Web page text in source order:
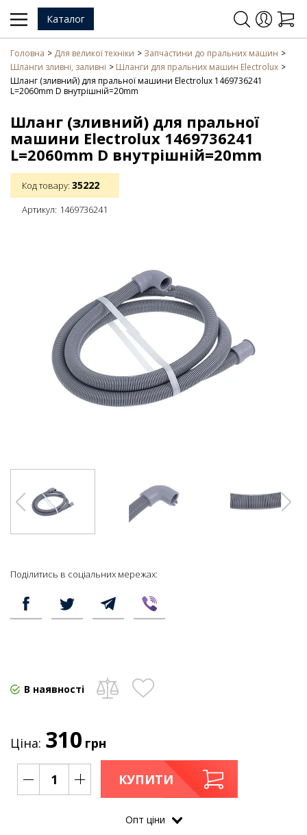
Каталог
Головна Для великої техніки
Запчастини до пральних машин
Шланги зливні, заливні
Шланги для пральних машин Electrolux
Шланг (зливний) для пральної машини Electrolux 1469736241
L=2060mm D внутрішній=20mm
Шланг (зливний) для пральної
машини Electrolux 1469736241
L=2060mm D внутрішній=20mm
Код товару: 35222
Артикул: 1469736241
Поділитись в соціальних мережах:
В наявності
Ціна: 310 грн
КУПИТИ
Опт цiни